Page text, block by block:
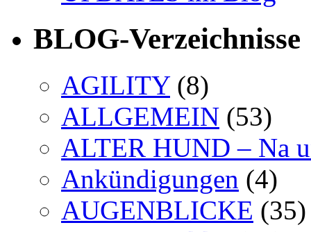
BLOG-Verzeichnisse
AGILITY(8)
ALLGEMEIN (53)
ALTER HUND – Na
Ankündigungen (4)
AUGENBLICKE (35)